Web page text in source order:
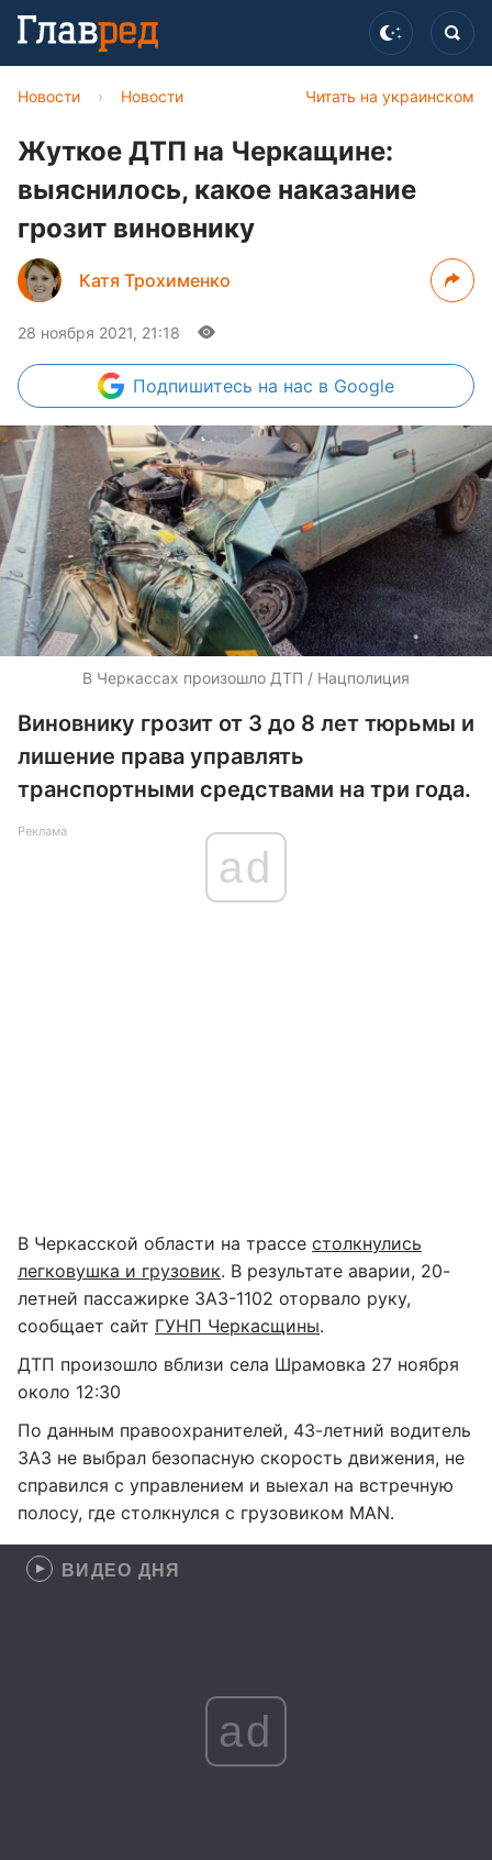
Читать на украинском
Новости › Новости
Жуткое ДТП на Черкащине:
выяснилось, какое наказание
грозит виновнику
Катя Трохименко
28 ноября 2021, 21:18
Подпишитесь на нас в Google
В Черкассах произошло ДТП / Нацполиция
Виновнику грозит от 3 до 8 лет тюрьмы и
лишение права управлять
транспортными средствами на три года.
Реклама
ad
В Черкасской области на трассе столкнулись
легковушка и грузовик. В результате аварии, 20-
летней пассажирке ЗАЗ-1102 оторвало руку,
сообщает сайт ГУНП Черкасщины.
ДТП произошло вблизи села Шрамовка 27 ноября
около 12:30
По данным правоохранителей, 43-летний водитель
ЗАЗ не выбрал безопасную скорость движения, не
справился с управлением и выехал на встречную
полосу, где столкнулся с грузовиком MAN.
ВИДЕО ДНЯ
ad